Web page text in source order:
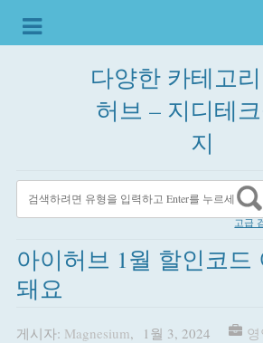
다양한 카테고
허브 – 지디테
지
고급
아이허브 1월 할인코드
돼요
게시자: Magnesium, 1월 3, 2024